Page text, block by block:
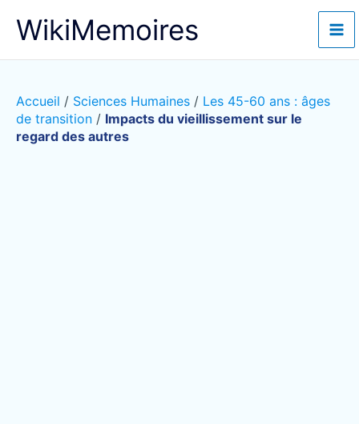
WikiMemoires
Accueil / Sciences Humaines / Les 45-60 ans : âges
de transition / Impacts du vieillissement sur le
regard des autres